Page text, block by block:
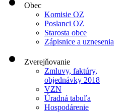
Obec
Komisie OZ
Poslanci OZ
Starosta obce
Zápisnice a uznesenia
Zverejňovanie
Zmluvy, faktúry,
objednávky 2018
VZN
Úradná tabuľa
Hospodárenie